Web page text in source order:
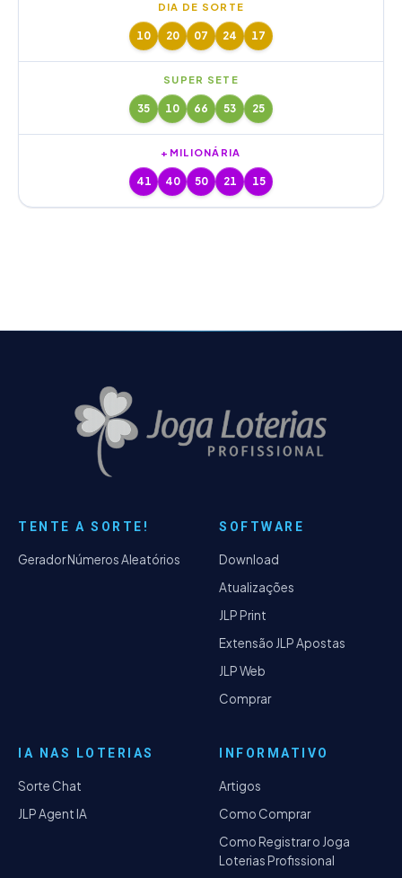
DIA DE SORTE
10 20 07 24 17
SUPER SETE
35 10 66 53 25
+MILIONÁRIA
41 40 50 21 15
TENTE A SORTE!
Gerador Números Aleatórios
SOFTWARE
Download
Atualizações
JLP Print
Extensão JLP Apostas
JLP Web
Comprar
IA NAS LOTERIAS
Sorte Chat
JLP Agent IA
INFORMATIVO
Artigos
Como Comprar
Como Registrar o Joga
Loterias Profissional